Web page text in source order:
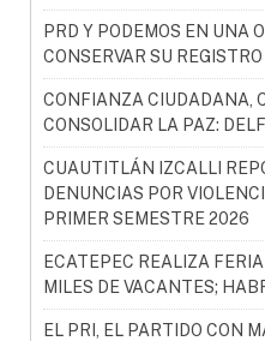
PRD Y PODEMOS EN UNA
CONSERVAR SU REGISTRO
CONFIANZA CIUDADANA,
CONSOLIDAR LA PAZ:
CUAUTITLÁN IZCALLI
DENUNCIAS POR
PRIMER SEMESTRE 2026
ECATEPEC REALIZA
MILES DE VACANTES;
EL PRI, EL PARTIDO CON